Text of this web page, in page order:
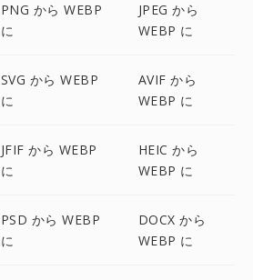
PNG から WEBP
に
JPEG から
WEBP に
SVG から WEBP
に
AVIF から
WEBP に
JFIF から WEBP
に
HEIC から
WEBP に
PSD から WEBP
に
DOCX から
WEBP に